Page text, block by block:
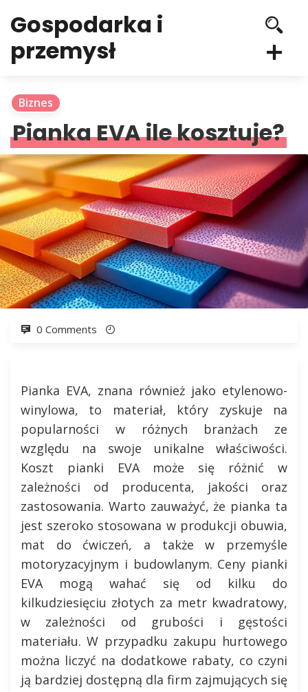
Gospodarka i
przemysł
Biznes
Pianka EVA ile kosztuje?
0 Comments
Pianka EVA, znana również jako etylenowo-
winylowa, to materiał, który zyskuje na
popularności w różnych branżach ze
względu na swoje unikalne właściwości.
Koszt pianki EVA może się różnić w
zależności od producenta, jakości oraz
zastosowania. Warto zauważyć, że pianka ta
jest szeroko stosowana w produkcji obuwia,
mat do ćwiczeń, a także w przemyśle
motoryzacyjnym i budowlanym. Ceny pianki
EVA mogą wahać się od kilku do
kilkudziesięciu złotych za metr kwadratowy,
w zależności od grubości i gęstości
materiału. W przypadku zakupu hurtowego
można liczyć na dodatkowe rabaty, co czyni
ją bardziej dostępną dla firm zajmujących się